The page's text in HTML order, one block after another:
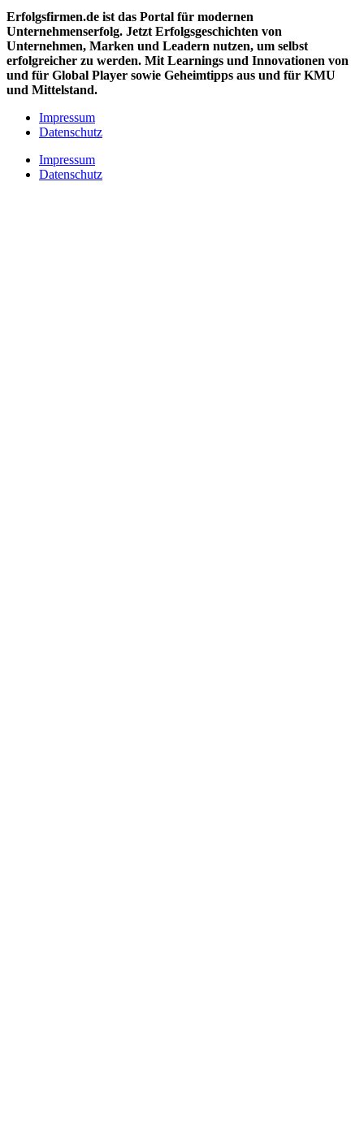
Erfolgsfirmen.de ist das Portal für modernen
Unternehmenserfolg. Jetzt Erfolgsgeschichten von
Unternehmen, Marken und Leadern nutzen, um selbst
erfolgreicher zu werden. Mit Learnings und Innovationen von
und für Global Player sowie Geheimtipps aus und für KMU
und Mittelstand.
Impressum
Datenschutz
Impressum
Datenschutz